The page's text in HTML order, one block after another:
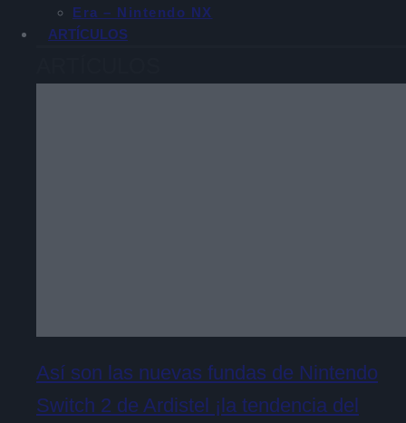
Era – Nintendo NX
ARTÍCULOS
Así son las nuevas fundas de Nintendo
Switch 2 de Ardistel ¡la tendencia del